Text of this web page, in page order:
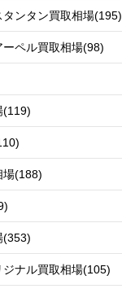
ンタン買取相場(195)
ーペル買取相場(98)
(119)
場(188)
(353)
ジナル買取相場(105)